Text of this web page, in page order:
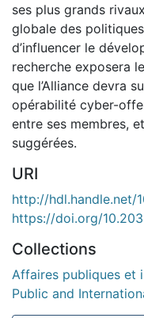
ses plus grands
globale des
d’influencer le
recherche exposera
que l’Alliance devra
opérabilité cyber-
entre ses membres,
suggérées.
URI
http://hdl.handle.net/
https://doi.org/
Collections
Affaires publiques et
Public and